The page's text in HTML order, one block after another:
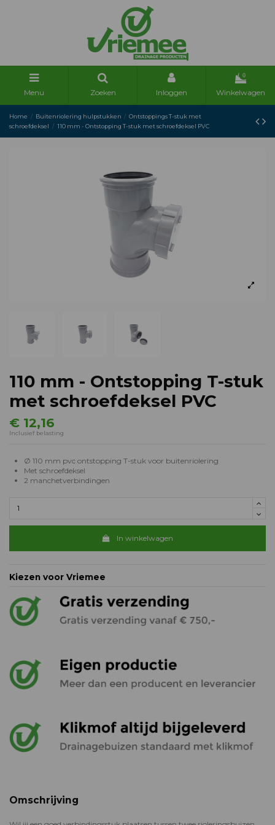
Menu Zoeken Inloggen
0
Winkelwagen
Home Buitenriolering hulpstukken
Ontstoppings T-stuk met
schroefdeksel
110 mm - Ontstopping T-stuk met schroefdeksel PVC
110 mm - Ontstopping T-stuk
met schroefdeksel PVC
€ 12,16
Inclusief belasting
Ø 110 mm pvc ontstopping T-stuk voor buitenriolering
Met schroefdeksel
2 manchetverbindingen
In winkelwagen
Kiezen voor Vriemee
Omschrijving